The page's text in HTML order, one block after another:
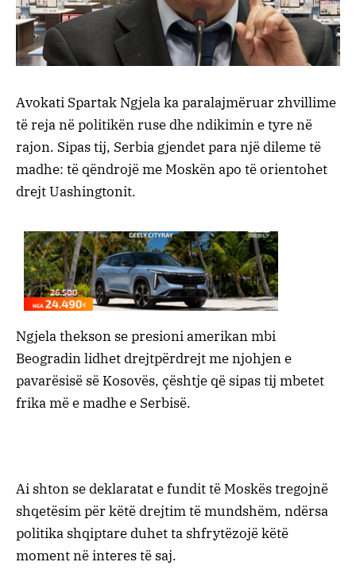
Avokati Spartak Ngjela ka paralajmëruar zhvillime
të reja në politikën ruse dhe ndikimin e tyre në
rajon. Sipas tij, Serbia gjendet para një dileme të
madhe: të qëndrojë me Moskën apo të orientohet
drejt Uashingtonit.
Ngjela thekson se presioni amerikan mbi
Beogradin lidhet drejtpërdrejt me njohjen e
pavarësisë së Kosovës, çështje që sipas tij mbetet
frika më e madhe e Serbisë.
Ai shton se deklaratat e fundit të Moskës tregojnë
shqetësim për këtë drejtim të mundshëm, ndërsa
politika shqiptare duhet ta shfrytëzojë këtë
moment në interes të saj.